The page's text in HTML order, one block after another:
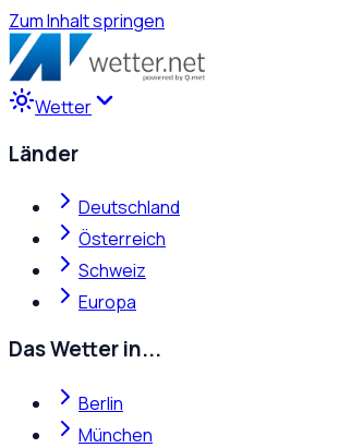
Zum Inhalt springen
Wetter
Länder
Deutschland
Österreich
Schweiz
Europa
Das Wetter in...
Berlin
München